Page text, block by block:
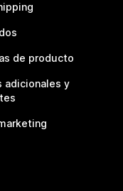
de producto
adicionales y